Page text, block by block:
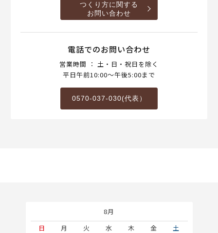
つくり方に関する
お問い合わせ
電話でのお問い合わせ
営業時間 ： 土・日・祝日を除く
平日午前10:00～午後5:00まで
0570-037-030(代表）
8月
日
月 火 水 木 金
土